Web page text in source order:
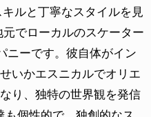
ルと丁寧なスタイルを見
でローカルのスケーター
ニーです。彼自体がイン
いかエスニカルでオリエ
り、独特の世界観を発信